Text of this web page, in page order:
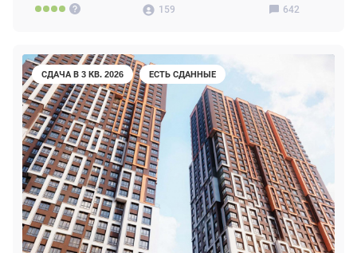
159
642
СДАЧА В 3 КВ. 2026 ЕСТЬ СДАННЫЕ